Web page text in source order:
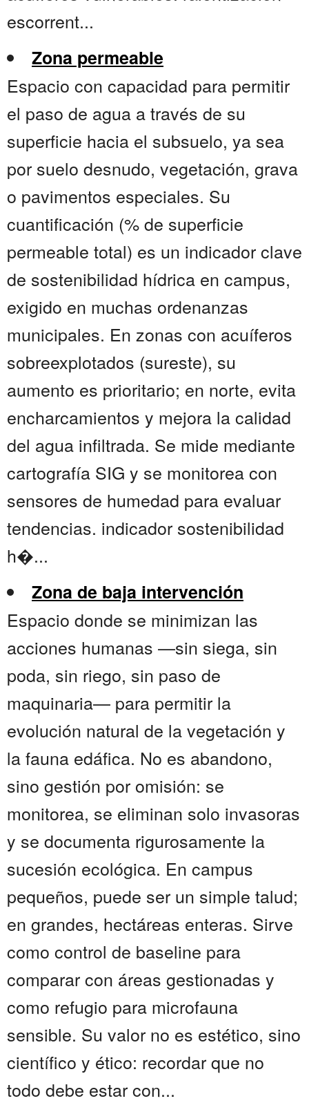
escorrent...
Zona permeable
Espacio con capacidad para permitir
el paso de agua a través de su
superficie hacia el subsuelo, ya sea
por suelo desnudo, vegetación, grava
o pavimentos especiales. Su
cuantificación (% de superficie
permeable total) es un indicador clave
de sostenibilidad hídrica en campus,
exigido en muchas ordenanzas
municipales. En zonas con acuíferos
sobreexplotados (sureste), su
aumento es prioritario; en norte, evita
encharcamientos y mejora la calidad
del agua infiltrada. Se mide mediante
cartografía SIG y se monitorea con
sensores de humedad para evaluar
tendencias. indicador sostenibilidad
h�...
Zona de baja intervención
Espacio donde se minimizan las
acciones humanas —sin siega, sin
poda, sin riego, sin paso de
maquinaria— para permitir la
evolución natural de la vegetación y
la fauna edáfica. No es abandono,
sino gestión por omisión: se
monitorea, se eliminan solo invasoras
y se documenta rigurosamente la
sucesión ecológica. En campus
pequeños, puede ser un simple talud;
en grandes, hectáreas enteras. Sirve
como control de baseline para
comparar con áreas gestionadas y
como refugio para microfauna
sensible. Su valor no es estético, sino
científico y ético: recordar que no
todo debe estar con...